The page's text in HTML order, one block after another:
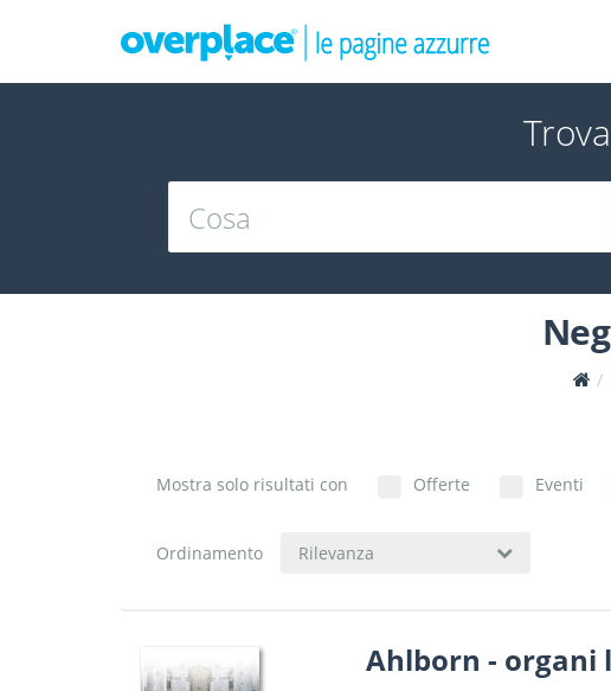
Mostra solo risultati con Offerte Eventi
Ordinamento Rilevanza
Ahlborn - organi